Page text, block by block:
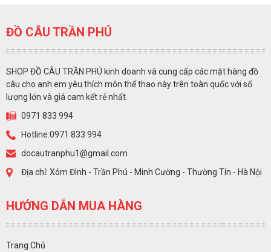
ĐỒ CÂU TRẦN PHÚ
SHOP ĐỒ CÂU TRẦN PHÚ kinh doanh và cung cấp các mặt hàng đồ
câu cho anh em yêu thích môn thể thao này trên toàn quốc với số
lượng lớn và giá cam kết rẻ nhất.
0971 833 994
Hotline:0971 833 994
docautranphu1@gmail.com
Địa chỉ: Xóm Đình - Trần Phú - Minh Cường - Thường Tín - Hà Nội
HƯỚNG DẪN MUA HÀNG
Trang Chủ